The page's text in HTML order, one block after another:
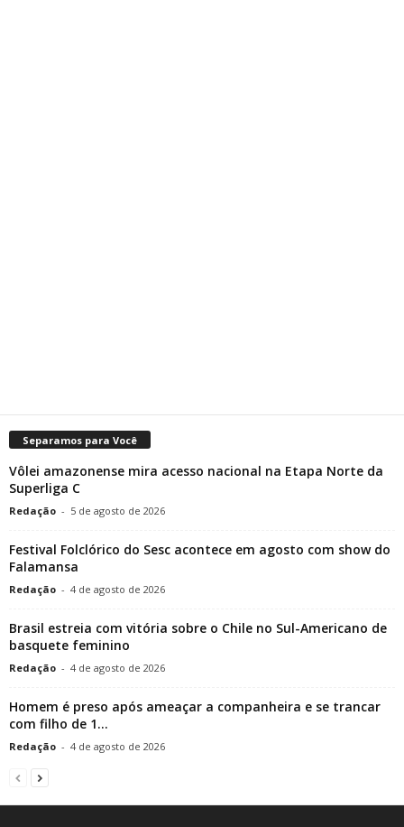
Separamos para Você
Vôlei amazonense mira acesso nacional na Etapa Norte da
Superliga C
Redação - 5 de agosto de 2026
Festival Folclórico do Sesc acontece em agosto com show do
Falamansa
Redação - 4 de agosto de 2026
Brasil estreia com vitória sobre o Chile no Sul-Americano de
basquete feminino
Redação - 4 de agosto de 2026
Homem é preso após ameaçar a companheira e se trancar
com filho de 1...
Redação - 4 de agosto de 2026